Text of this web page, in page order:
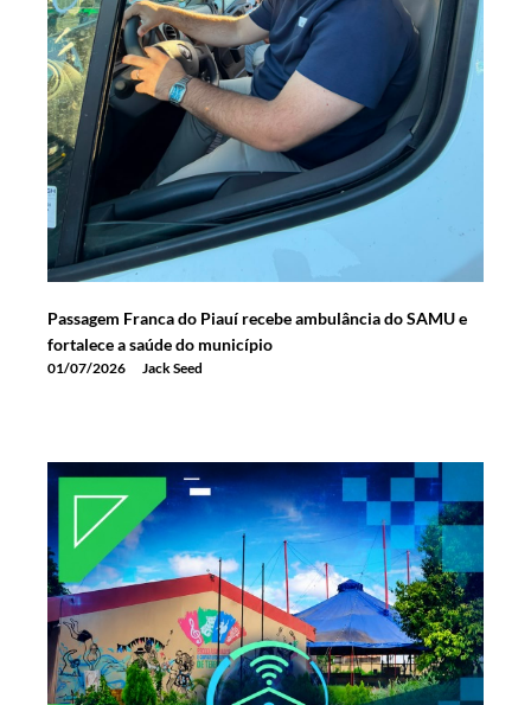
Passagem Franca do Piauí recebe ambulância do SAMU e
fortalece a saúde do município
01/07/2026 Jack Seed